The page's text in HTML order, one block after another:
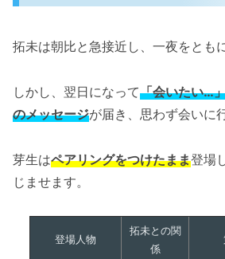
拓未は朝比と急接近し、一夜をとも
しかし、翌日になって「会いたい…
のメッセージが届き、思わず会いに
芽生はペアリングをつけたまま登場
じませます。
登場人物
拓未との関
係